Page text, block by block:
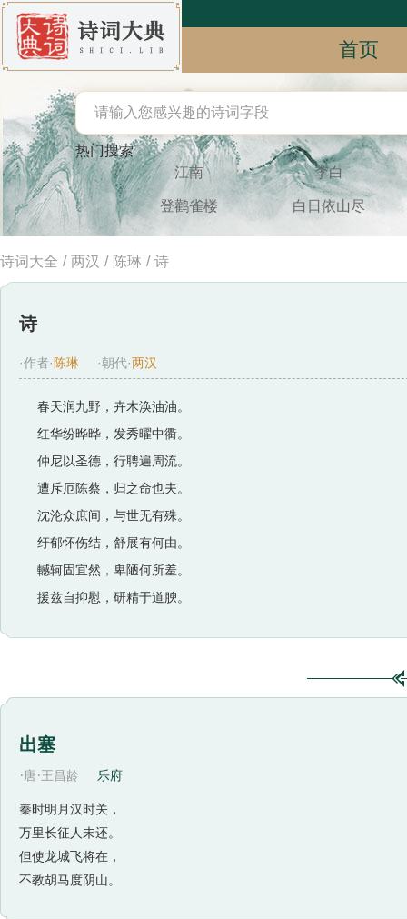
首页
热门搜索
江南
李白
登鹳雀楼 白日依山尽
诗词大全 / 两汉 / 陈琳 / 诗
诗
·作者· 陈琳 ·朝代·两汉
春天润九野，卉木涣油油。
红华纷晔晔，发秀曜中衢。
仲尼以圣德，行聘遍周流。
遭斥厄陈蔡，归之命也夫。
沈沦众庶间，与世无有殊。
纡郁怀伤结，舒展有何由。
轗轲固宜然，卑陋何所羞。
援兹自抑慰，研精于道腴。
出塞
·唐·王昌龄 乐府
秦时明月汉时关，
万里长征人未还。
但使龙城飞将在，
不教胡马度阴山。